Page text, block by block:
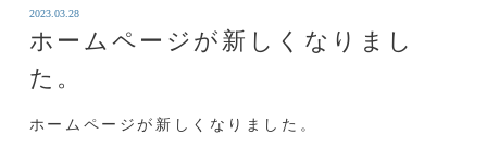
2023.03.28
ホームページが新しくなりまし
た。
ホームページが新しくなりました。